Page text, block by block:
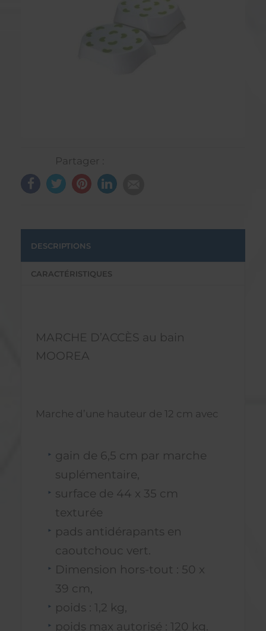
Partager :
DESCRIPTIONS
CARACTÉRISTIQUES
MARCHE D’ACCÈS au bain
MOOREA
Marche d’une hauteur de 12 cm avec
gain de 6,5 cm par marche
suplémentaire,
surface de 44 x 35 cm
texturée
pads antidérapants en
caoutchouc vert.
Dimension hors-tout : 50 x
39 cm,
poids : 1,2 kg,
poids max autorisé : 120 kg.